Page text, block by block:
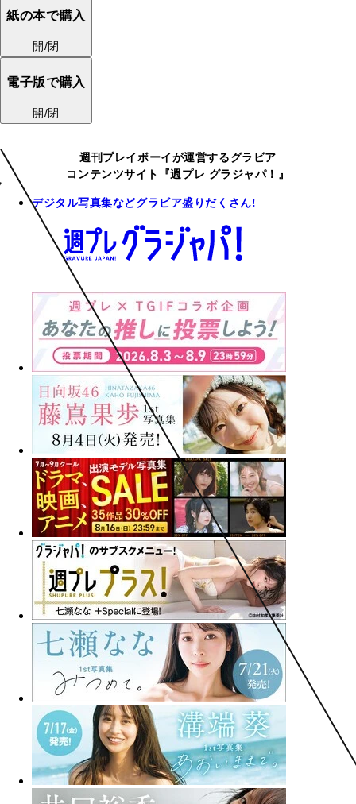
紙の本で購入
開/閉
電子版で購入
開/閉
週刊プレイボーイが運営するグラビア
コンテンツサイト『週プレ グラジャパ！』
デジタル写真集などグラビア盛りだくさん!